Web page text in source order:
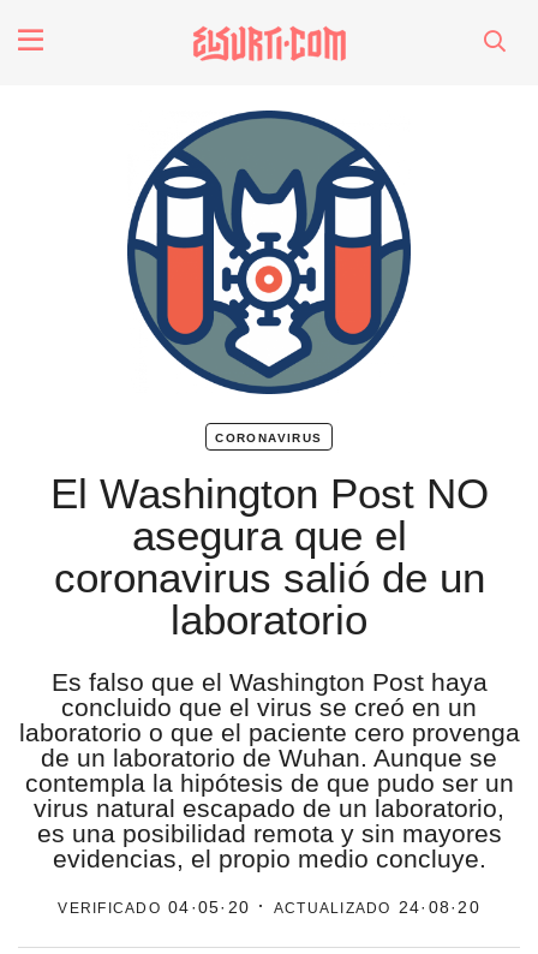
Futuros
Soberanas
Oligarquía
Despacio Sonoro
especiales
invasores vip
estronismo climático
escuelas fumigadas
historia de las mujeres
patria contratista
plan del terror
consumo ilustrado
coronavirus
El Washington Post NO
asegura que el
coronavirus salió de un
laboratorio
Es falso que el Washington Post haya
concluido que el virus se creó en un
laboratorio o que el paciente cero provenga
de un laboratorio de Wuhan. Aunque se
contempla la hipótesis de que pudo ser un
virus natural escapado de un laboratorio,
es una posibilidad remota y sin mayores
evidencias, el propio medio concluye.
verificado 04·05·20 · actualizado 24·08·20